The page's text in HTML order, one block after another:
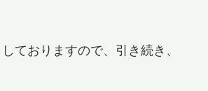
ておりますので、引き続き、